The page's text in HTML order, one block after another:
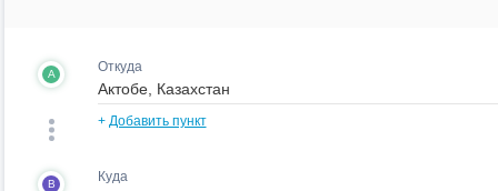
A Откуда
+ Добавить пункт
B Куда